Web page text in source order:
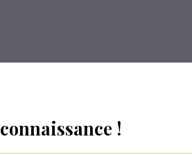
connaissance !